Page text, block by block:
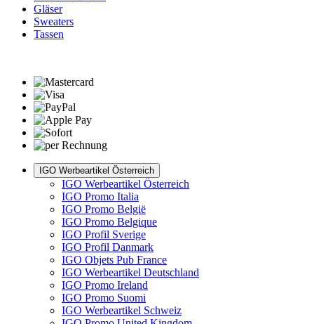
Gläser
Sweaters
Tassen
IGO Werbeartikel Österreich
IGO Werbeartikel Österreich
IGO Promo Italia
IGO Promo België
IGO Promo Belgique
IGO Profil Sverige
IGO Profil Danmark
IGO Objets Pub France
IGO Werbeartikel Deutschland
IGO Promo Ireland
IGO Promo Suomi
IGO Werbeartikel Schweiz